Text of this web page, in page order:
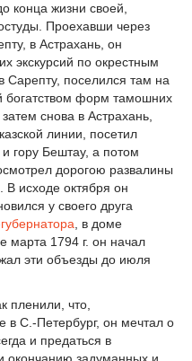
конца жизни своей,
Проехавши через
в Астрахань, он
экскурсий по окрестным
Сарепту, поселился там на
богатством форм тамошних
снова в Астрахань,
линии, посетил
гору Бештау, а потом
дорогою развалины
исходе октября он
у своего друга
губернатора , в доме
марта 1794 г. он начал
эти объезды до июля
пленили, что,
в C.-Петербург, он мечтал о
и предаться в